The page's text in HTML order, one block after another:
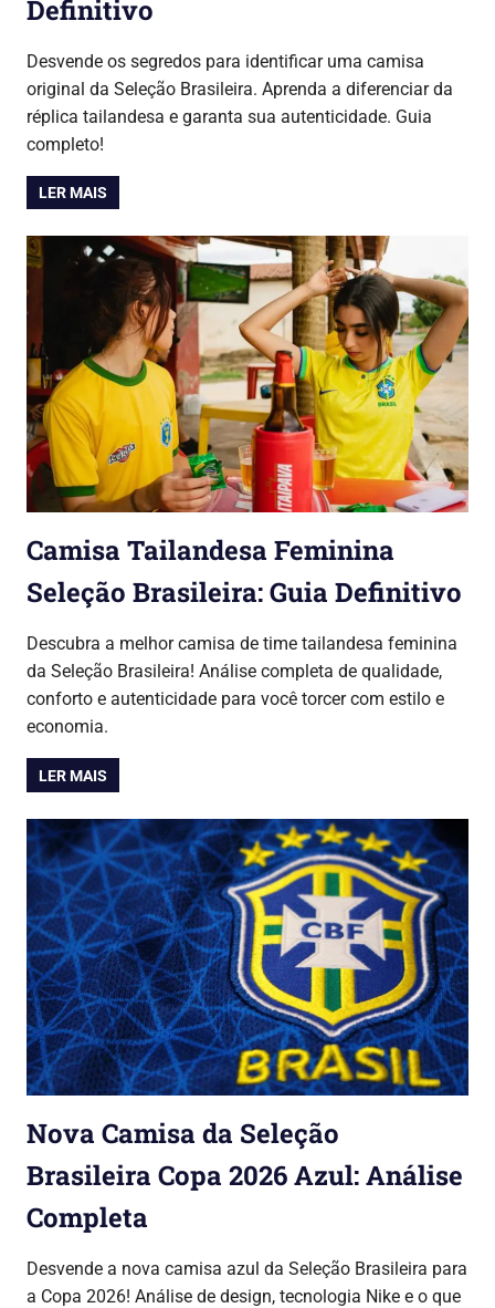
Definitivo
Desvende os segredos para identificar uma camisa
original da Seleção Brasileira. Aprenda a diferenciar da
réplica tailandesa e garanta sua autenticidade. Guia
completo!
LER MAIS
Camisa Tailandesa Feminina
Seleção Brasileira: Guia Definitivo
Descubra a melhor camisa de time tailandesa feminina
da Seleção Brasileira! Análise completa de qualidade,
conforto e autenticidade para você torcer com estilo e
economia.
LER MAIS
Nova Camisa da Seleção
Brasileira Copa 2026 Azul: Análise
Completa
Desvende a nova camisa azul da Seleção Brasileira para
a Copa 2026! Análise de design, tecnologia Nike e o que